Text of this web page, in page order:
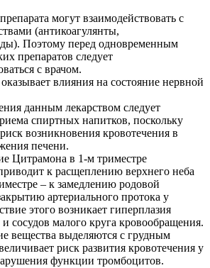
могут взаимодействовать с
(антикоагулянты,
Поэтому перед одновременным
препаратов следует
с врачом.
влияния на состояние нервной
данным лекарством следует
спиртных напитков, поскольку
возникновения кровотечения в
печени.
Цитрамона в 1-м триместре
к расщеплению верхнего неба
– к замедлению родовой
артериального протока у
этого возникает гиперплазия
и сосудов малого круга кровообращения.
вещества выделяются с грудным
риск развития кровотечения у
функции тромбоцитов.